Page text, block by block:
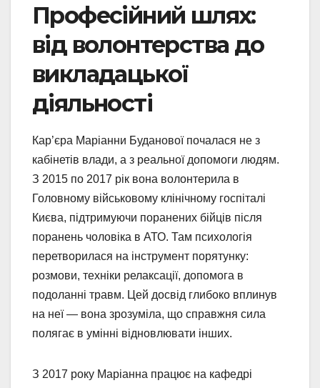
Професійний шлях:
від волонтерства до
викладацької
діяльності
Кар’єра Маріанни Буданової почалася не з
кабінетів влади, а з реальної допомоги людям.
З 2015 по 2017 рік вона волонтерила в
Головному військовому клінічному госпіталі
Києва, підтримуючи поранених бійців після
поранень чоловіка в АТО. Там психологія
перетворилася на інструмент порятунку:
розмови, техніки релаксації, допомога в
подоланні травм. Цей досвід глибоко вплинув
на неї — вона зрозуміла, що справжня сила
полягає в умінні відновлювати інших.
З 2017 року Маріанна працює на кафедрі